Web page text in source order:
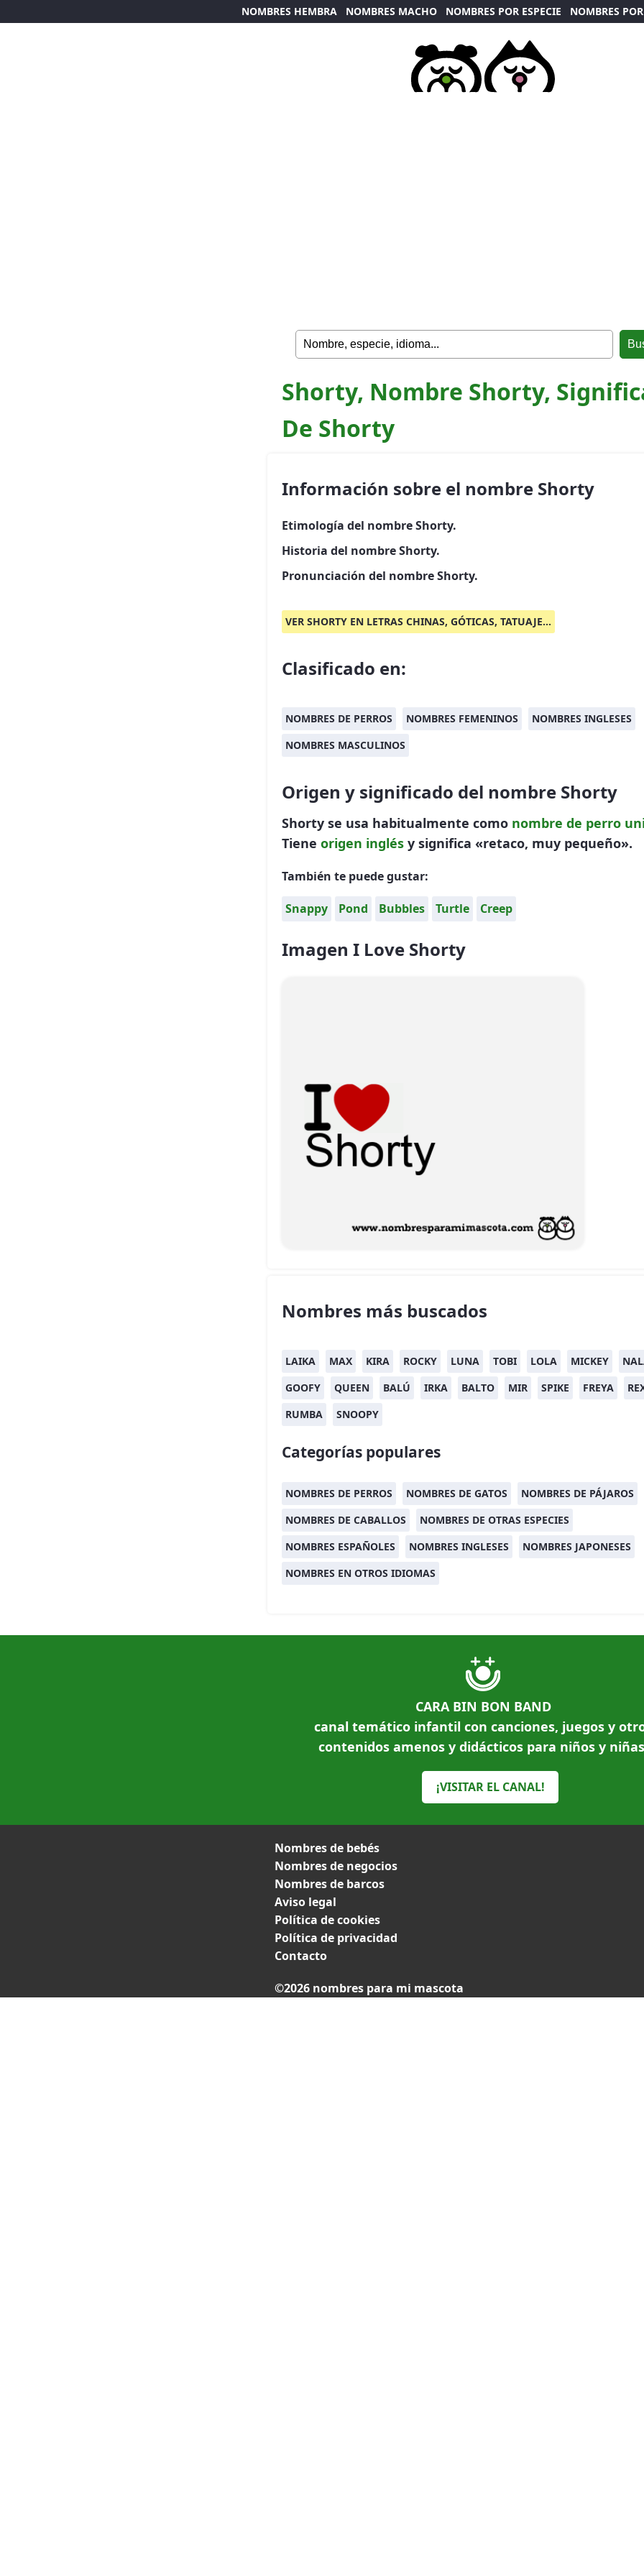
NOMBRES HEMBRA NOMBRES MACHO NOMBRES POR ESPECIE NOMBRES
Shorty, Nombre Shorty,
De Shorty
Información sobre el nombre Shorty
Etimología del nombre Shorty.
Historia del nombre Shorty.
Pronunciación del nombre Shorty.
VER SHORTY EN LETRAS CHINAS, GÓTICAS, TATUAJE...
Clasificado en:
NOMBRES DE PERROS NOMBRES FEMENINOS
NOMBRES INGLESES
NOMBRES MASCULINOS
Origen y significado del nombre Shorty
Shorty se usa habitualmente como nombre de perro
Tiene origen inglés y significa «retaco, muy pequeño».
También te puede gustar:
Snappy Pond Bubbles Turtle Creep
Imagen I Love Shorty
Nombres más buscados
LAIKA MAX KIRA ROCKY LUNA TOBI LOLA MICKEY
GOOFY
QUEEN BALÚ IRKA BALTO MIR SPIKE FREYA
RUMBA
SNOOPY
Categorías populares
NOMBRES DE PERROS NOMBRES DE GATOS
NOMBRES DE PÁJAROS
NOMBRES DE CABALLOS
NOMBRES DE OTRAS ESPECIES
NOMBRES ESPAÑOLES
NOMBRES INGLESES
NOMBRES JAPONESES
NOMBRES EN OTROS IDIOMAS
CARA BIN BON BAND
canal temático infantil con canciones, juegos y
contenidos amenos y didácticos para niños y
¡VISITAR EL CANAL!
Nombres de bebés
Nombres de negocios
Nombres de barcos
Aviso legal
Política de cookies
Política de privacidad
Contacto
©2026 nombres para mi mascota